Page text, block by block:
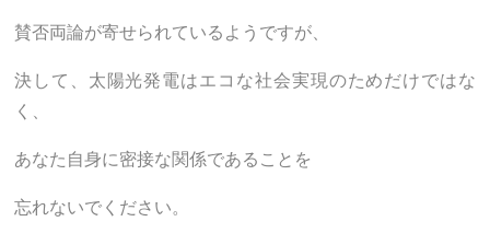
賛否両論が寄せられているようですが、
決して、太陽光発電はエコな社会実現のためだけではな
く、
あなた自身に密接な関係であることを
忘れないでください。